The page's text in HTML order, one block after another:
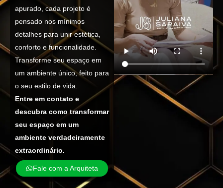
apurado, cada projeto é
pensado nos mínimos
detalhes para unir estética,
conforto e funcionalidade.
Transforme seu espaço em
um ambiente único, feito para
o seu estilo de vida.
Entre em contato e
descubra como transformar
seu espaço em um
ambiente verdadeiramente
extraordinário.
Fale com a Arquiteta